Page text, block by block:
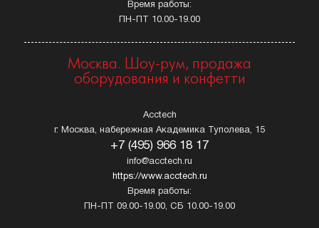
Время работы:
ПН-ПТ 10.00-19.00
Москва. Шоу-рум, продажа
оборудования и конфетти
Acctech
г. Москва, набережная Академика Туполева, 15
+7 (495) 966 18 17
info@acctech.ru
https://www.acctech.ru
Время работы:
ПН-ПТ 09.00-19.00, СБ 10.00-19.00